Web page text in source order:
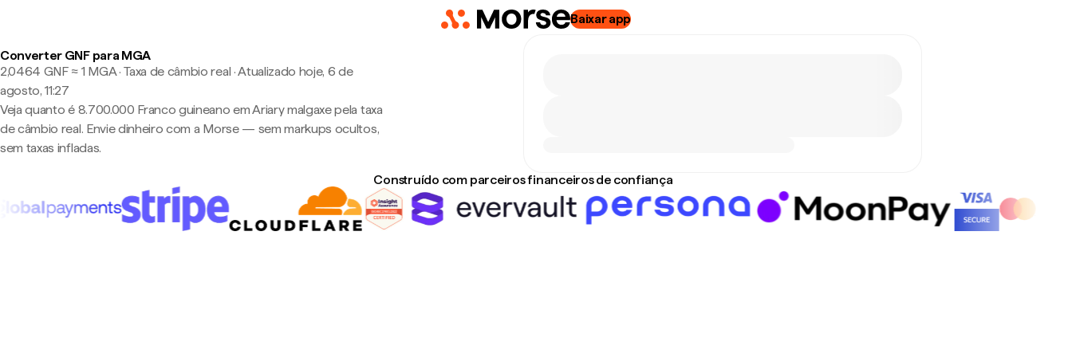
Baixar app
Converter GNF para MGA
2,0464 GNF ≈ 1 MGA · Taxa de câmbio real ·Atualizado hoje, 6 de
agosto, 11:27
Veja quanto é 8.700.000 Franco guineano em Ariary malgaxe pela taxa
de câmbio real. Envie dinheiro com a Morse — sem markups ocultos,
sem taxas infladas.
Construído com parceiros financeiros de confiança